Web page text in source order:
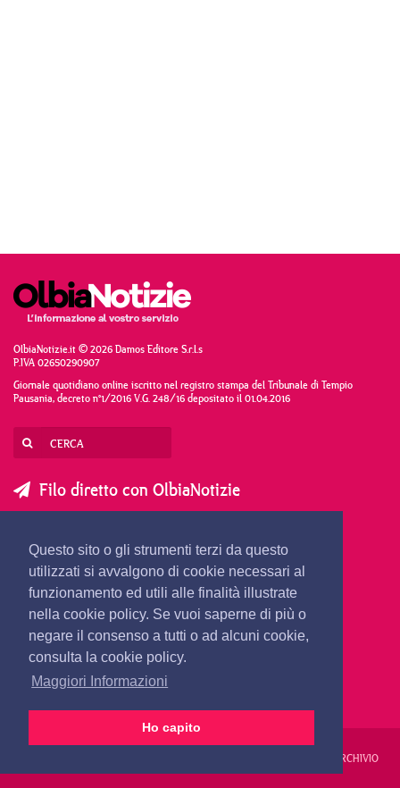
Questo sito o gli strumenti terzi da questo
utilizzati si avvalgono di cookie necessari al
funzionamento ed utili alle finalità illustrate
nella cookie policy. Se vuoi saperne di più o
negare il consenso a tutti o ad alcuni cookie,
consulta la cookie policy.
Maggiori Informazioni
Ho capito
OlbiaNotizie.it © 2026 Damos Editore S.r.l.s
P.IVA 02650290907
Giornale quotidiano online iscritto nel registro stampa del Tribunale di Tempio
Pausania, decreto n°1/2016 V.G. 248/16 depositato il 01.04.2016
Filo diretto con OlbiaNotizie
SEGNALA UNA NOTIZIA
SEGNALA UN EVENTO
redazione@olbianotizie.it
ARCHIVIO